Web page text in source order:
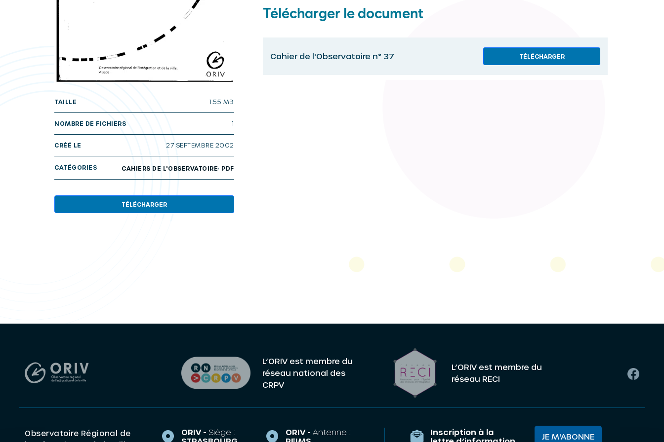
TAILLE 1.55 MB
NOMBRE DE FICHIERS 1
CRÉÉ LE 27 SEPTEMBRE 2002
CATÉGORIES CAHIERS DE L'OBSERVATOIRE, PDF
TÉLÉCHARGER
Télécharger le document
Cahier de l'Observatoire n° 37 TÉLÉCHARGER
L’ORIV est membre du
réseau national des
CRPV
L’ORIV est membre du
réseau RECI
Observatoire Régional de
ORIV - Siège :
ORIV - Antenne :
Inscription à la
JE M'ABONNE